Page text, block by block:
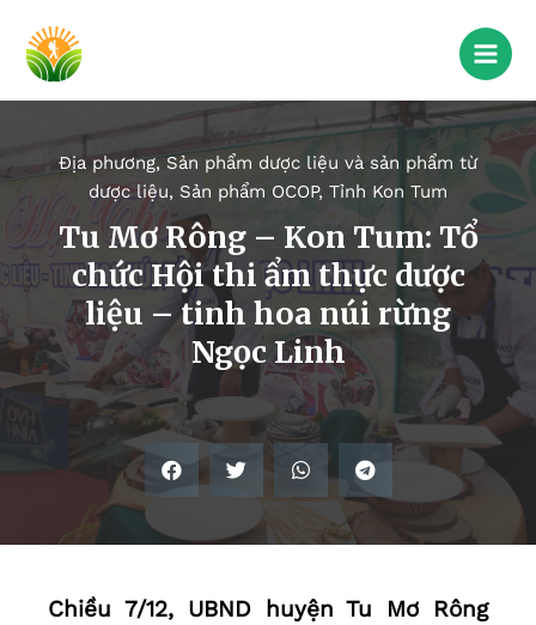
Địa phương,Sản phẩm dược liệu và sản phẩm từ
dược liệu, Sản phẩm OCOP, Tỉnh Kon Tum
Tu Mơ Rông – Kon Tum: Tổ
chức Hội thi ẩm thực dược
liệu – tinh hoa núi rừng
Ngọc Linh
Chiều 7/12, UBND huyện Tu Mơ Rông